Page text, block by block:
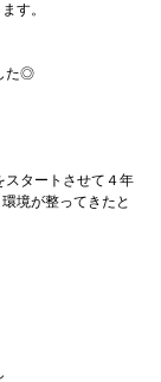
す。
た◎
スタートさせて４年
境が整ってきたと